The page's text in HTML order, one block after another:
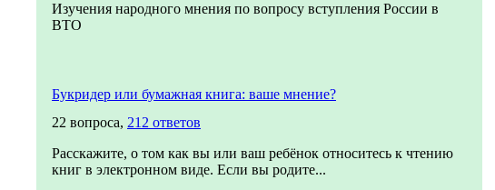
Изучения народного мнения по вопросу вступления России в
ВТО
Букридер или бумажная книга: ваше мнение?
22 вопроса, 212 ответов
Расскажите, о том как вы или ваш ребёнок относитесь к чтению
книг в электронном виде. Если вы родите...